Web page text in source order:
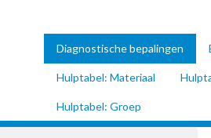
Diagnostische bepalingen
Hulptabel: Materiaal
Hulptabel: Groep